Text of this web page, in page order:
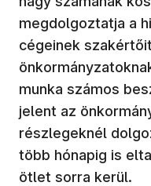
megdolgoztatja a
cégeinek
munka számos
jelent az
részlegeknél
több hónapig is
ötlet sorra kerül.